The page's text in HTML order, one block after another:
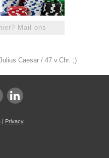
Mail ons
Caesar / 47 v.Chr. ;)
| Privacy